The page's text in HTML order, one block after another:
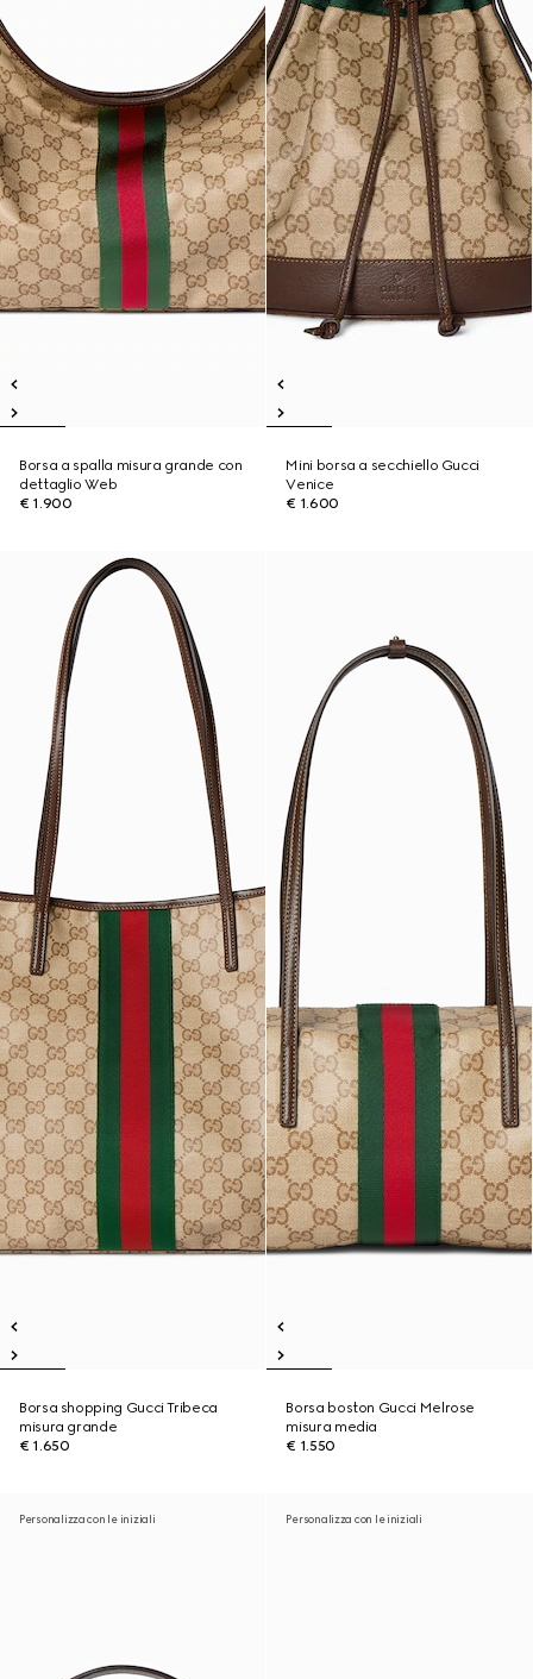
Borsa a spalla misura grande con
dettaglio Web
€ 1.900
Mini borsa a secchiello Gucci
Venice
€ 1.600
Borsa shopping Gucci Tribeca
misura grande
€ 1.650
Borsa boston Gucci Melrose
misura media
€ 1.550
Personalizza con le iniziali Personalizza con le iniziali